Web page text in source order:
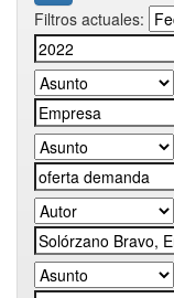
Filtros actuales: